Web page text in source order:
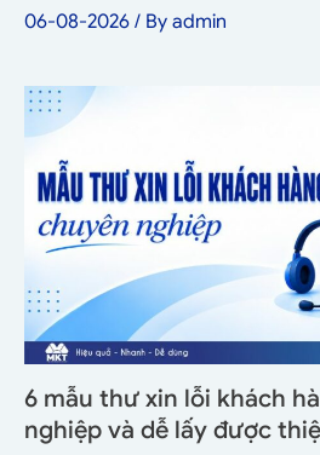
06-08-2026 / By admin
6 mẫu thư xin lỗi khách
nghiệp và dễ lấy được